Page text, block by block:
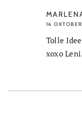
16 OKTOBER
Tolle
xoxo Leni.